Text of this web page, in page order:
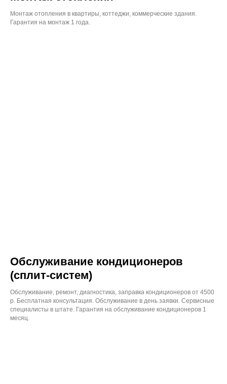
Монтаж отопления в квартиры, коттеджи, коммерческие здания.
Гарантия на монтаж 1 года.
Обслуживание кондиционеров
(сплит-систем)
Обслуживание, ремонт, диагностика, заправка кондиционеров от 4500
р. Бесплатная консультация. Обслуживание в день заявки. Сервисные
специалисты в штате. Гарантия на обслуживание кондиционеров 1
месяц.